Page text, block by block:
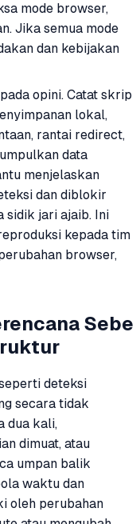
mode browser,
Jika semua mode
dan kebijakan
opini. Catat skrip
lokal,
rantai redirect,
data
menjelaskan
dan diblokir
sidik jari ajaib. Ini
kepada tim
browser,
Sebe
deteksi
secara tidak
dua kali,
dimuat, atau
umpan balik
waktu dan
oleh perubahan